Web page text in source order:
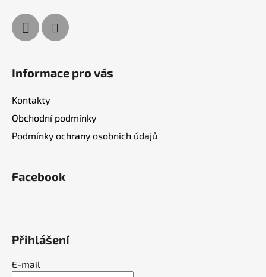
Informace pro vás
Kontakty
Obchodní podmínky
Podmínky ochrany osobních údajů
Facebook
Přihlášení
E-mail